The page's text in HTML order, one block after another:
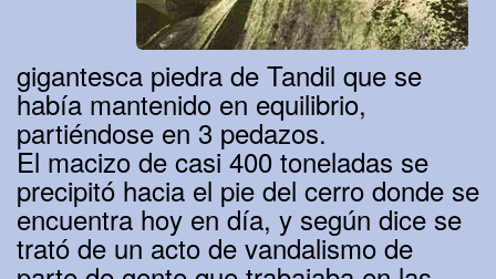
gigantesca piedra de Tandil que se
había mantenido en equilibrio,
partiéndose en 3 pedazos.
El macizo de casi 400 toneladas se
precipitó hacia el pie del cerro donde se
encuentra hoy en día, y según dice se
trató de un acto de vandalismo de